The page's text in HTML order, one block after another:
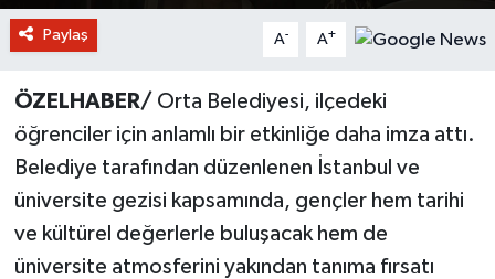
Paylaş A- A+
ÖZELHABER/ Orta Belediyesi, ilçedeki
öğrenciler için anlamlı bir etkinliğe daha imza attı.
Belediye tarafından düzenlenen İstanbul ve
üniversite gezisi kapsamında, gençler hem tarihi
ve kültürel değerlerle buluşacak hem de
üniversite atmosferini yakından tanıma fırsatı